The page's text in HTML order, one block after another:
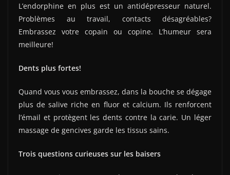
L’endorphine en plus est un antidépresseur naturel.
Problèmes au travail, contacts désagréables?
Embrassez votre copain ou copine. L’humeur sera
meilleure!
Dents plus fortes!
Quand vous vous embrassez, dans la bouche se dégage
plus de salive riche en fluor et calcium. Ils renforcent
l’émail et protègent les dents contre la carie. Un léger
massage de gencives garde les tissus sains.
Trois questions curieuses sur les baisers